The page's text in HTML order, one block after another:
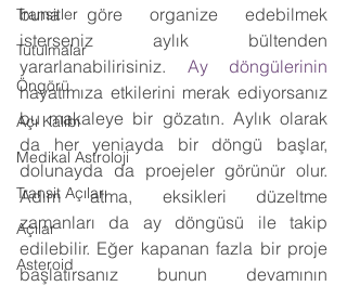
Transitler
Tutulmalar
Öngörü
Açı Kalıbı
Medikal Astroloji
Transit Açıları
Açılar
Asteroid
buna göre organize edebilmek
isterseniz aylık bültenden
yararlanabilirisiniz. Ay döngülerinin
hayatımıza etkilerini merak ediyorsanız
bu makaleye bir gözatın. Aylık olarak
da her yeniayda bir döngü başlar,
dolunayda da proejeler görünür olur.
Adım atma, eksikleri düzeltme
zamanları da ay döngüsü ile takip
edilebilir. Eğer kapanan fazla bir proje
başlatırsanız bunun devamının